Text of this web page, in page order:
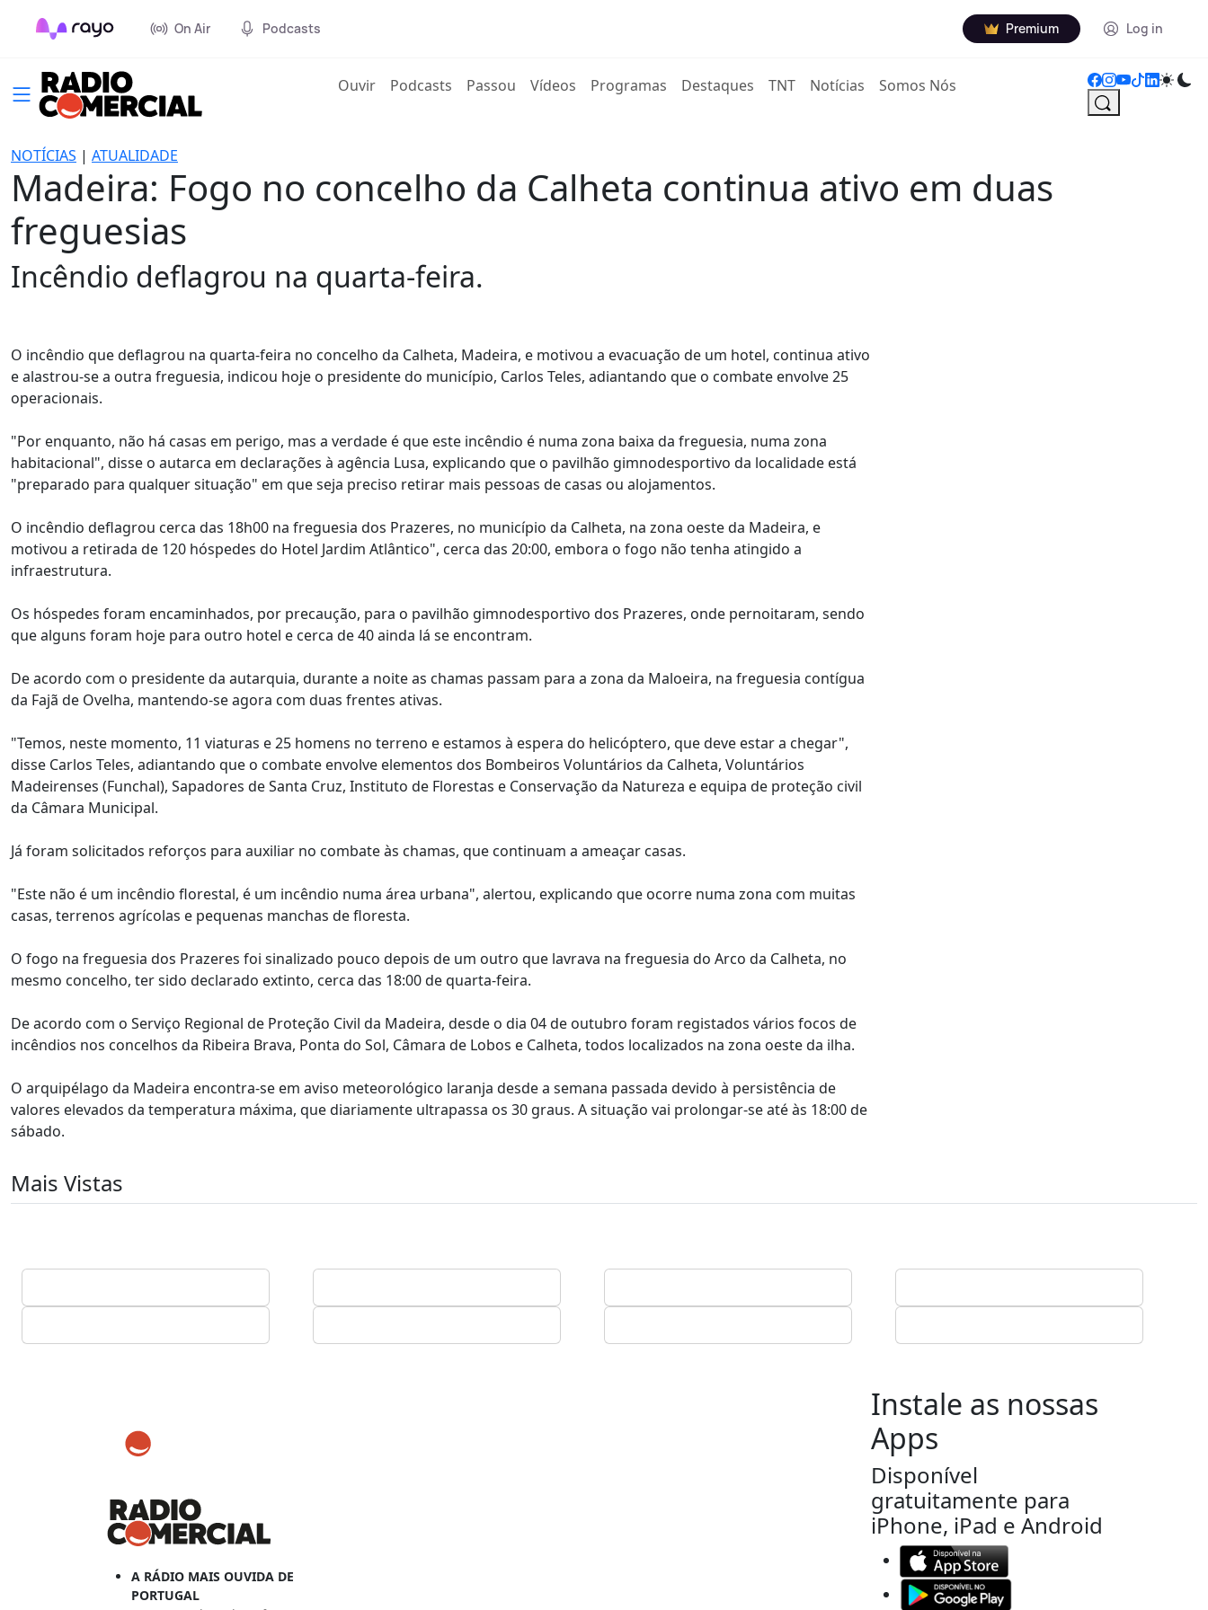
On Air Podcasts Premium Log in
Ouvir(current)
Podcasts Passou Vídeos Programas Destaques TNT Notícias Somos Nós
NOTÍCIAS | ATUALIDADE
Madeira: Fogo no concelho da Calheta continua ativo em duas
freguesias
Incêndio deflagrou na quarta-feira.
O incêndio que deflagrou na quarta-feira no concelho da Calheta, Madeira, e motivou a evacuação de um hotel, continua ativo
e alastrou-se a outra freguesia, indicou hoje o presidente do município, Carlos Teles, adiantando que o combate envolve 25
operacionais.
"Por enquanto, não há casas em perigo, mas a verdade é que este incêndio é numa zona baixa da freguesia, numa zona
habitacional", disse o autarca em declarações à agência Lusa, explicando que o pavilhão gimnodesportivo da localidade está
"preparado para qualquer situação" em que seja preciso retirar mais pessoas de casas ou alojamentos.
O incêndio deflagrou cerca das 18h00 na freguesia dos Prazeres, no município da Calheta, na zona oeste da Madeira, e
motivou a retirada de 120 hóspedes do Hotel Jardim Atlântico", cerca das 20:00, embora o fogo não tenha atingido a
infraestrutura.
Os hóspedes foram encaminhados, por precaução, para o pavilhão gimnodesportivo dos Prazeres, onde pernoitaram, sendo
que alguns foram hoje para outro hotel e cerca de 40 ainda lá se encontram.
De acordo com o presidente da autarquia, durante a noite as chamas passam para a zona da Maloeira, na freguesia contígua
da Fajã de Ovelha, mantendo-se agora com duas frentes ativas.
"Temos, neste momento, 11 viaturas e 25 homens no terreno e estamos à espera do helicóptero, que deve estar a chegar",
disse Carlos Teles, adiantando que o combate envolve elementos dos Bombeiros Voluntários da Calheta, Voluntários
Madeirenses (Funchal), Sapadores de Santa Cruz, Instituto de Florestas e Conservação da Natureza e equipa de proteção civil
da Câmara Municipal.
Já foram solicitados reforços para auxiliar no combate às chamas, que continuam a ameaçar casas.
"Este não é um incêndio florestal, é um incêndio numa área urbana", alertou, explicando que ocorre numa zona com muitas
casas, terrenos agrícolas e pequenas manchas de floresta.
O fogo na freguesia dos Prazeres foi sinalizado pouco depois de um outro que lavrava na freguesia do Arco da Calheta, no
mesmo concelho, ter sido declarado extinto, cerca das 18:00 de quarta-feira.
De acordo com o Serviço Regional de Proteção Civil da Madeira, desde o dia 04 de outubro foram registados vários focos de
incêndios nos concelhos da Ribeira Brava, Ponta do Sol, Câmara de Lobos e Calheta, todos localizados na zona oeste da ilha.
O arquipélago da Madeira encontra-se em aviso meteorológico laranja desde a semana passada devido à persistência de
valores elevados da temperatura máxima, que diariamente ultrapassa os 30 graus. A situação vai prolongar-se até às 18:00 de
sábado.
Mais Vistas
A RÁDIO MAIS OUVIDA DE
PORTUGAL
Instale as nossas
Apps
Disponível
gratuitamente para
iPhone, iPad e Android